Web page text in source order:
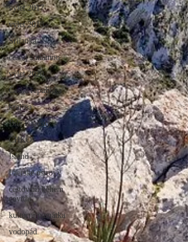
výlet 2017
výlet 2018
Srílanka
cestuj s mámou
výlet 2020
Česká republika
krajina
Bílé Karpaty
CHKO
Island
Faerské ostrovy
cestování během
covidu
kulturní památka
vodopád